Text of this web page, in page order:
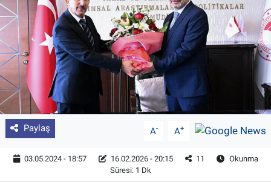
Paylaş A- A+
03.05.2024 - 18:57 16.02.2026 - 20:15 11
Okunma
Süresi: 1 Dk
Dünyada Tarım
Üretici Birlikleri
Şeker ve Şekerli Mamüller
Tahıllar ve Baklagiller
Tohum